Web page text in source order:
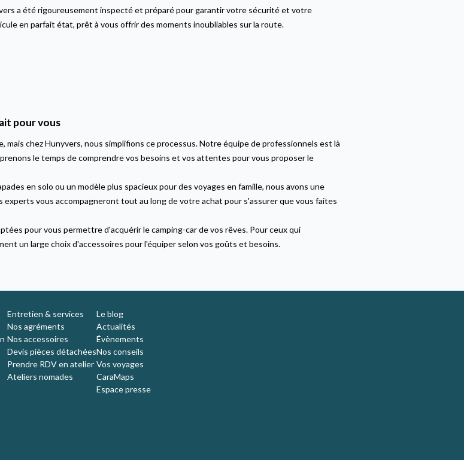
a été rigoureusement inspecté et préparé pour garantir votre sécurité et votre
en parfait état, prêt à vous offrir des moments inoubliables sur la route.
pour vous
chez Hunyvers, nous simplifions ce processus. Notre équipe de professionnels est là
le temps de comprendre vos besoins et vos attentes pour vous proposer le
en solo ou un modèle plus spacieux pour des voyages en famille, nous avons une
experts vous accompagneront tout au long de votre achat pour s'assurer que vous faites
pour vous permettre d'acquérir le camping-car de vos rêves. Pour ceux qui
un large choix d'accessoires pour l'équiper selon vos goûts et besoins.
Entretien & services
Nos agréments
Nos accessoires
Devis pièces détachées
Prendre RDV en atelier
Ateliers nomades
Le blog
Actualités
Évènements
Nos conseils
Vos voyages
CaraMaps
Espace presse